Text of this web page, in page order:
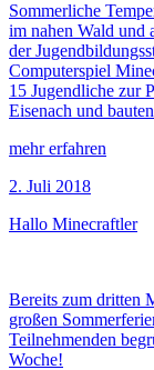
Sommerliche
im nahen Wald und
der
Computerspiel
15 Jugendliche zur
Eisenach und
mehr erfahren
2. Juli 2018
Hallo Minecraftler
Bereits zum dritten
großen
Teilnehmenden
Woche!